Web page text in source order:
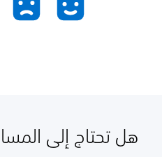
هل تحتاج إلى